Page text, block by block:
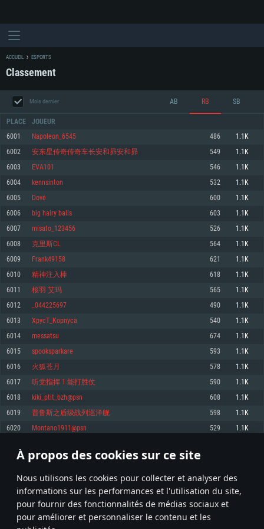
À propos des cookies sur ce site
Nous utilisons les cookies pour collecter et analyser des
informations sur les performances et l'utilisation du site,
pour fournir des fonctionnalités de médias sociaux et
pour améliorer et personnaliser le contenu et les
CONFIGURATION SYSTÈME REQUISE
Minimum
OS: Windows 10 (64 bit)
Processeur: Dual-Core 2.2 GHz
Mémoire: 4 GB
Carte graphique supportant DirectX 11: AMD Radeon 77XX / NVIDIA
GeForce GTX 660. La résolution minimale supportée par le jeu est de 720p
Connection: Connexion Internet à haut débit
Disque dur: 23.1 Go (client minimal)
Recommandée
1060 et plus, Radeon RX 570 et plus.
Disque dur: 75.9 Go (client complet)
Minimum
OS: Mac OS Big Sur 11.0 ou plus récent
Processeur: Core i5, minimum 2.2GHz (Les processeurs Intel Xeon ne sont
pas supportés)
Mémoire: 6 GB
Carte graphique: Intel Iris Pro 5200 (Mac), ou analogue AMD/Nvidia. La
résolution minimale supportée par le jeu est de 720p.
Connection: Connexion Internet à haut débit
Disque dur: 62,2 Go (client minimal)
Recommandée
OS: Mac OS Big Sur 11.0 ou plus récent
Processeur: Core i7 (Les processeurs Intel Xeon ne sont pas supportés)
Mémoire: 8 GB
Carte graphique: Radeon Vega II ou plus avec support de Metal
Disque dur: 62,2 Go (client complet)
Minimum
OS: Les configurations Linux 64 bits les plus modernes
Processeur: Dual-Core 2.4 GHz
Mémoire: 4 GB
Carte graphique: NVIDIA 660 avec les derniers drivers (moins de 6 mois) /
de même pour AMD (La résolution minimale supportée par le jeu est de
720p)
Connection: Connexion Internet à haut débit
Disque dur: 62,2 Go (client minimal)
Recommandée
OS: Ubuntu 20.04 64bit
Processeur: Intel Core i7
Mémoire: 8 GB
Carte graphique: NVIDIA 1060 avec les derniers drivers (moins de 6 mois) /
6 mois et supportant Vulkan
Connection: Connexion Internet à haut débit
Disque dur: 60,2 Go (client complet)
ACCUEIL ESPORTS
Classement
Mois dernier AB RB SB
PLACE JOUEUR
6001 Napoleon_6545 486 1.1K
6002 安东星传奇传奇车长安和昴安和昴 549 1.1K
6003 EVA101 546 1.1K
6004 kennsinton 532 1.1K
6005 Dovė 600 1.1K
6006 big hairy balls 603 1.1K
6007 misato_123456 526 1.1K
6008 克里斯CL 564 1.1K
6009 Frank49158 621 1.1K
6010 精神注入棒 618 1.1K
6011 桜羽 艾玛 565 1.1K
6012 _044225697 490 1.1K
6013 XpycT_Kopnyca 540 1.1K
6014 messatsu 674 1.1K
6015 spooksparkare 593 1.1K
6016 火狐苍月 578 1.1K
6017 听党指挥 1 能打胜仗 590 1.1K
6018 kiki_ptit_bzh@psn 608 1.1K
6019 普鲁斯之盾级战列巡洋舰 598 1.1K
6020 Montano1911@psn 529 1.1K
* Classement mis à jour quotidiennement
300 301 302 401